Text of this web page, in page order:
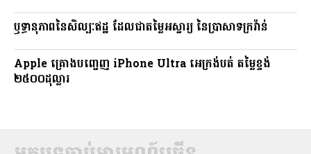
ឫទ្ធានុភាពនៃសិល្បៈឥដ្ឋ ដែលជាតម្លៃអស្ចារ្យ នៃប្រាសាទក្រវ៉ាន់
Apple គ្រោងបញ្ចេញ iPhone Ultra អេក្រង់បត់ តម្លៃខ្ទង់
២៥០០ដុល្លារ